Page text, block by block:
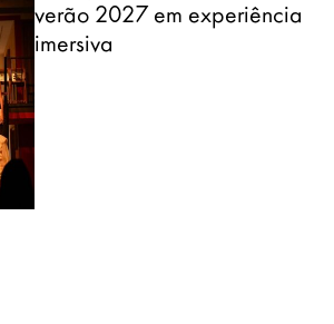
verão 2027 em experiência
imersiva